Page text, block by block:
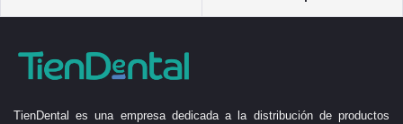
TienDental es una empresa dedicada a la distribución de productos